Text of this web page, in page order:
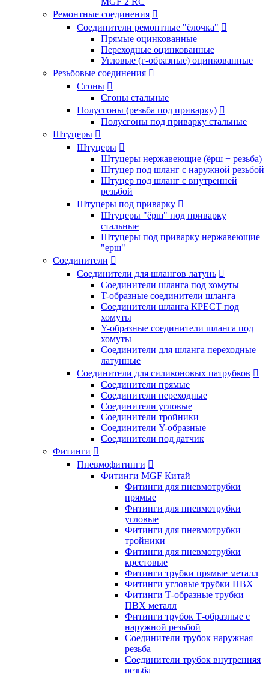
Ремонтные соединения 
Соединители ремонтные "ёлочка" 
Прямые оцинкованные
Переходные оцинкованные
Угловые (г-образные) оцинкованные
Резьбовые соединения 
Сгоны 
Сгоны стальные
Полусгоны (резьба под приварку) 
Полусгоны под приварку стальные
Штуцеры 
Штуцеры 
Штуцеры нержавеющие (ёрш + резьба)
Штуцер под шланг с наружной резьбой
Штуцер под шланг с внутренней
резьбой
Штуцеры под приварку 
Штуцеры "ёрш" под приварку
стальные
Штуцеры под приварку нержавеющие
"ерш"
Соединители 
Соединители для шлангов латунь 
Соединители шланга под хомуты
T-образные соединители шланга
Соединители шланга КРЕСТ под
хомуты
Y-образные соединители шланга под
хомуты
Соединители для шланга переходные
латунные
Соединители для силиконовых патрубков 
Соединители прямые
Соединители переходные
Соединители угловые
Соединители тройники
Соединители Y-образные
Соединители под датчик
Фитинги 
Пневмофитинги 
Фитинги MGF Китай
Фитинги для пневмотрубки
прямые
Фитинги для пневмотрубки
угловые
Фитинги для пневмотрубки
тройники
Фитинги для пневмотрубки
крестовые
Фитинги трубки прямые металл
Фитинги угловые трубки ПВХ
Фитинги Т-образные трубки
ПВХ металл
Фитинги трубок Т-образные с
наружной резьбой
Соединители трубок наружная
резьба
Соединители трубок внутренняя
резьба